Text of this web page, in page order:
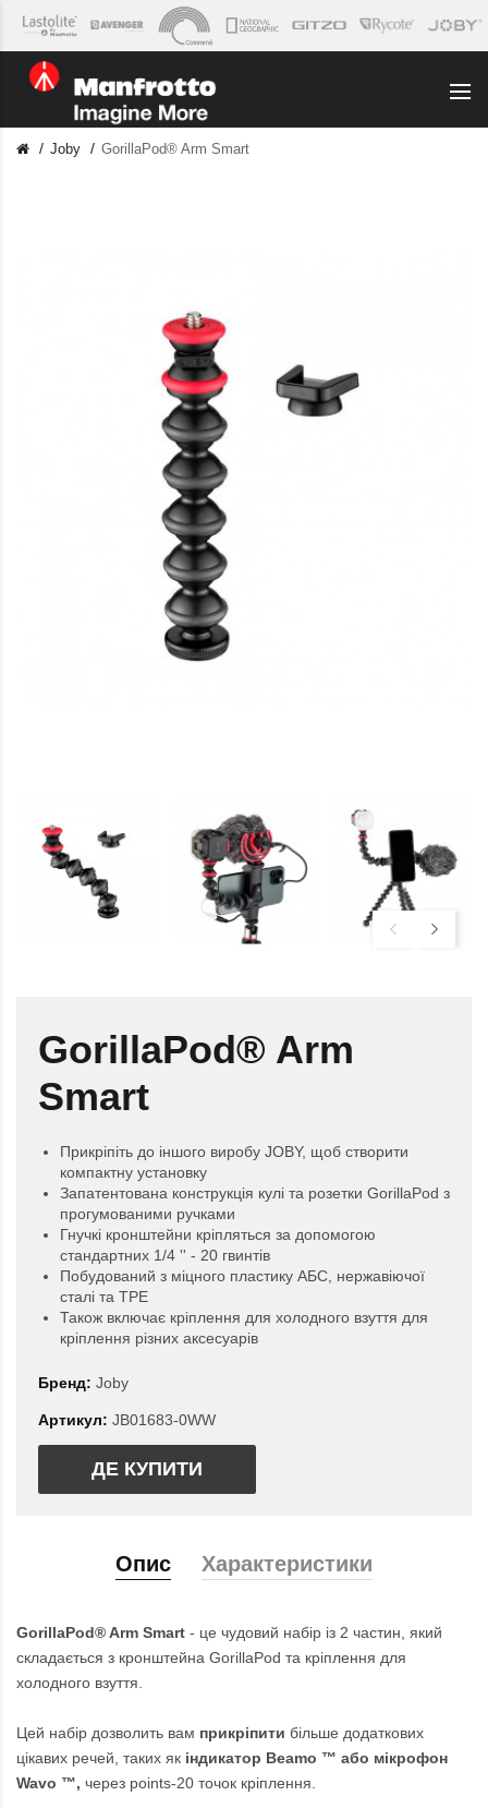
Joby GorillaPod® Arm Smart
GorillaPod® Arm
Smart
Прикріпіть до іншого виробу JOBY, щоб створити
компактну установку
Запатентована конструкція кулі та розетки GorillaPod з
прогумованими ручками
Гнучкі кронштейни кріпляться за допомогою
стандартних 1/4 '' - 20 гвинтів
Побудований з міцного пластику АБС, нержавіючої
сталі та TPE
Також включає кріплення для холодного взуття для
кріплення різних аксесуарів
Бренд: Joby
Артикул: JB01683-0WW
ДЕ КУПИТИ
Опис Характеристики
GorillaPod® Arm Smart - це чудовий набір із 2 частин, який
складається з кронштейна GorillaPod та кріплення для
холодного взуття.
Цей набір дозволить вам прикріпити більше додаткових
цікавих речей, таких як індикатор Beamo ™ або мікрофон
Wavo ™, через points-20 точок кріплення.